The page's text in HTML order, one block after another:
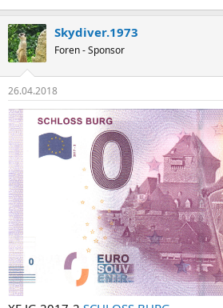
Skydiver.1973
Foren - Sponsor
26.04.2018